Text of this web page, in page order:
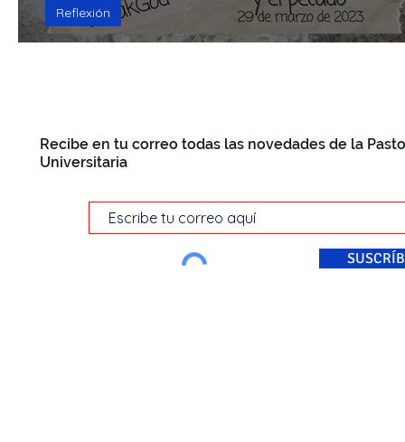
Los discípulos y el pecado
Reflexión
Recibe en tu correo todas las novedades de la
Universitaria